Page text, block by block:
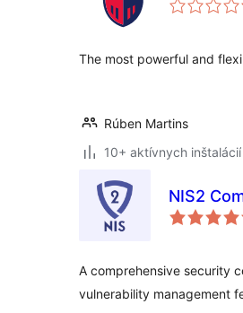
The most powerful and
Rúben Martins
10+ aktívnych inštalácií
NIS2
A comprehensive security
vulnerability management